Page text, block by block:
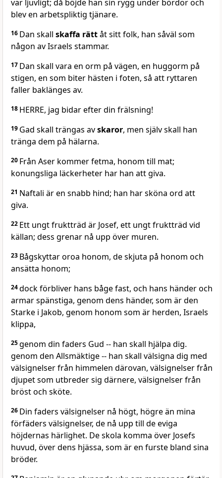
var ljuvligt; då böjde han sin rygg under bördor och
blev en arbetspliktig tjänare.
16 Dan skall skaffa rättåt sitt folk, han såväl som
någon av Israels stammar.
17 Dan skall vara en orm på vägen, en huggorm på
stigen, en som biter hästen i foten, så att ryttaren
faller baklänges av.
18 HERRE, jag bidar efter din frälsning!
19 Gad skall trängas avskaror, men själv skall han
tränga dem på hälarna.
20 Från Aser kommer fetma, honom till mat;
konungsliga läckerheter har han att giva.
21 Naftali är en snabb hind; han har sköna ord att
giva.
22 Ett ungt fruktträd är Josef, ett ungt fruktträd vid
källan; dess grenar nå upp över muren.
23 Bågskyttar oroa honom, de skjuta på honom och
ansätta honom;
24dock förbliver hans båge fast, och hans händer och
armar spänstiga, genom dens händer, som är den
Starke i Jakob, genom honom som är herden, Israels
klippa,
25genom din faders Gud -- han skall hjälpa dig.
genom den Allsmäktige -- han skall välsigna dig med
välsignelser från himmelen därovan, välsignelser från
djupet som utbreder sig därnere, välsignelser från
bröst och sköte.
26 Din faders välsignelser nå högt, högre än mina
förfäders välsignelser, de nå upp till de eviga
höjdernas härlighet. De skola komma över Josefs
huvud, över dens hjässa, som är en furste bland sina
bröder.